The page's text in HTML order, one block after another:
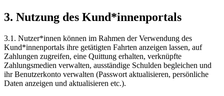
3. Nutzung des Kund*innenportals
3.1. Nutzer*innen können im Rahmen der Verwendung des
Kund*innenportals ihre getätigten Fahrten anzeigen lassen, auf
Zahlungen zugreifen, eine Quittung erhalten, verknüpfte
Zahlungsmedien verwalten, ausständige Schulden begleichen und
ihr Benutzerkonto verwalten (Passwort aktualisieren, persönliche
Daten anzeigen und aktualisieren etc.).